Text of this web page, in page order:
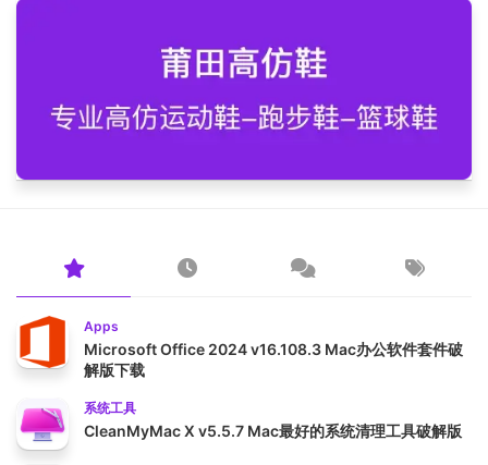
Apps
Microsoft Office 2024 v16.108.3 Mac办公软件套件破
解版下载
系统工具
CleanMyMac X v5.5.7 Mac最好的系统清理工具破解版